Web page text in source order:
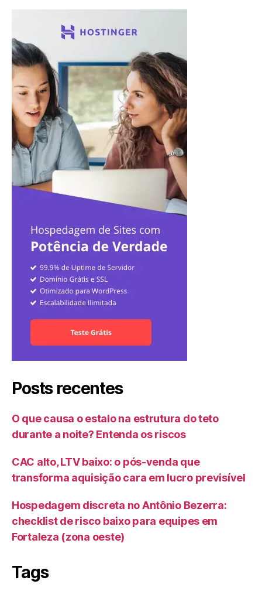
Posts recentes
O que causa o estalo na estrutura do teto
durante a noite? Entenda os riscos
CAC alto, LTV baixo: o pós-venda que
transforma aquisição cara em lucro previsível
Hospedagem discreta no Antônio Bezerra:
checklist de risco baixo para equipes em
Fortaleza (zona oeste)
Tags